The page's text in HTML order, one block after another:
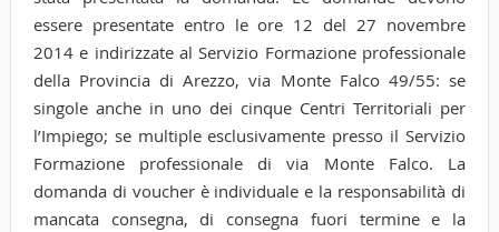
essere presentate entro le ore 12 del 27 novembre
2014 e indirizzate al Servizio Formazione professionale
della Provincia di Arezzo, via Monte Falco 49/55: se
singole anche in uno dei cinque Centri Territoriali per
l’Impiego; se multiple esclusivamente presso il Servizio
Formazione professionale di via Monte Falco. La
domanda di voucher è individuale e la responsabilità di
mancata consegna, di consegna fuori termine e la